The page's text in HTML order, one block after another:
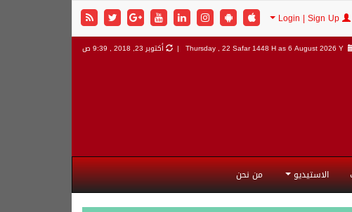
Thursday , 22 Safar 1448 H as6 August 2026 Y | أكتوبر 23, 2018 , 9:39 ص
الاستيديو من نحن